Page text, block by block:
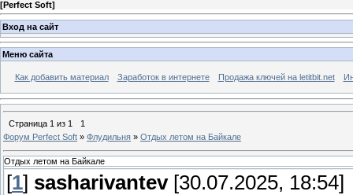
[Perfect Soft]
Вход на сайт
Меню сайта
Как добавить материал Заработок в интернете Продажа ключей на letitbit.net
Страница 1 из 1
1
Форум Perfect Soft » Флудильня » Отдых летом на Байкале
Отдых летом на Байкале
[1] sasharivantev[30.07.2025, 18:54]